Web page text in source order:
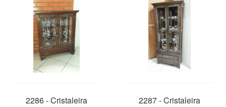
2286 - Cristaleira
2287 - Cristaleira